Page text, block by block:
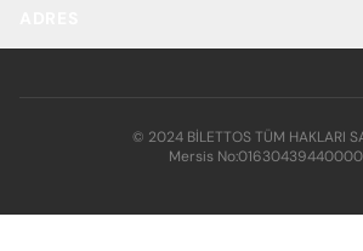
© 2024 BİLETTOS TÜM HAKLARI
Mersis No: